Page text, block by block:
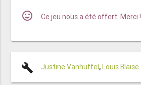
mood Ce jeu nous a été offert. Merci !
build Justine Vanhuffel,Louis Blaise